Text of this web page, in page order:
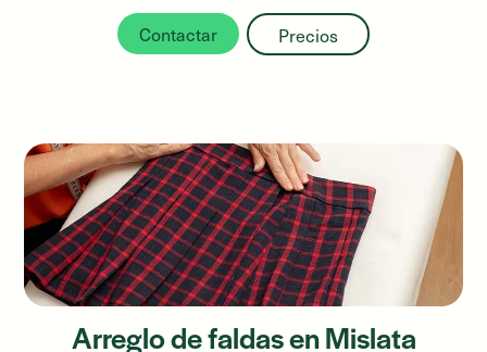
Contactar Precios
Arreglo de faldas en Mislata